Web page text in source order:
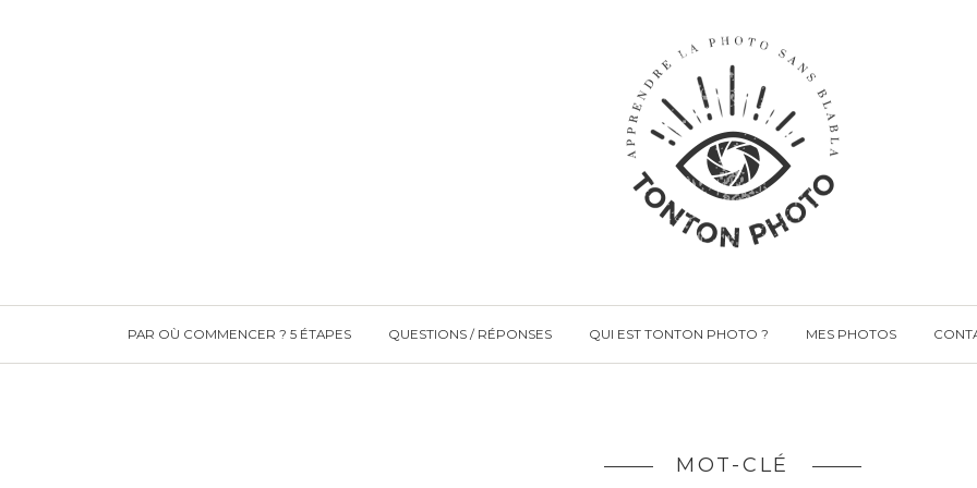
PAR OÙ COMMENCER ? 5 ÉTAPES QUESTIONS / RÉPONSES QUI EST TONTON PHOTO ? MES PHOTOS
MOT-CLÉ